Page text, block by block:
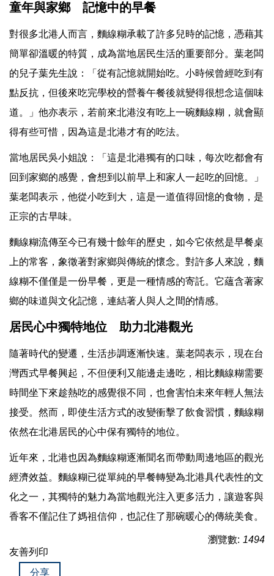
童年與家鄉 記憶中的早餐
對很多北港人而言，麵線糊承載了許多兒時的記憶，憑藉其
簡單卻溫暖的特質，成為當地居民生活的重要部分。葉老闆
的兒子葉先生說：「從有記憶就開始吃。小時候曾經吃到有
點反抗，但後來吃完學校的營養午餐後就變得很想念這個味
道。」他亦表示，若前來北港沒有吃上一碗麵線糊，就會顯
得有些可惜，因為這是北港才有的吃法。
當地居民吳小姐說：「這是北港獨有的口味，每次吃都會有
回到家鄉的感覺，會想到以前早上和家人一起吃的回憶。」
葉老闆表示，他從小吃到大，這是一道值得回憶的食物，是
正宗的古早味。
麵線糊流傳至今已有幾十餘年的歷史，如今它依然是早餐桌
上的常客，象徵著對家鄉與傳統的懷念。對許多人來說，麵
線糊不僅僅是一份早餐，更是一種情感的寄託。它蘊含著家
鄉的味道與文化記憶，連結著人與人之間的情感。
居民心中獨特地位 助力北港觀光
隨著時代的變遷，生活步調逐漸快速。葉老闆表示，現在台
灣西式早餐興起，不但便利又能邊走邊吃，相比麵線糊需要
時間坐下來趁熱吃的感覺很不同，也會害怕未來年輕人無法
接受。然而，即使生活方式的改變衝擊了飲食習慣，麵線糊
依然在北港居民的心中保有獨特的地位。
近年來，北港也因為麵線糊逐漸聞名而帶動周邊地區的觀光
經濟效益。麵線糊已從單純的早餐轉變為北港具代表性的文
化之一，其獨特的魅力為當地觀光注入更多活力，讓遊客與
香客不僅記住了媽祖信仰，也記住了那碗暖心的傳統美食。
瀏覽數: 1494
友善列印
分享